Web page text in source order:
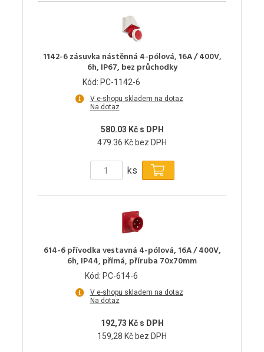
1142-6 zásuvka nástěnná 4-pólová, 16A / 400V,
6h, IP67, bez průchodky
Kód: PC-1142-6
V e-shopu skladem na dotaz
Na dotaz
580.03 Kč s DPH
479.36 Kč bez DPH
ks
614-6 přívodka vestavná 4-pólová, 16A / 400V,
6h, IP44, přímá, příruba 70x70mm
Kód: PC-614-6
V e-shopu skladem na dotaz
Na dotaz
192,73 Kč s DPH
159,28 Kč bez DPH